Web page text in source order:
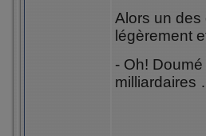
Alors un
légèrement
- Oh!
milliardaires